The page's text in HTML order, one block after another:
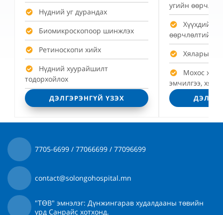
Нүдний уг дурандах
Биомикроскопоор шинжлэх
Ретиноскопи хийх
Нүдний хуурайшилт
тодорхойлох
Эмчийн тогтмол хяналт
ДЭЛГЭРЭНГҮЙ ҮЗЭХ
угийн
Хүүхдийн
өөрчлөлтийн
Хяларын
Мохос
эмчилгээ,
7705-6699 / 77066699 / 77096699
contact@solongohospital.mn
"ТӨВ" эмнэлэг: Дүнжингарав худалдааны төвийн
урд Санрайс хотхонд.